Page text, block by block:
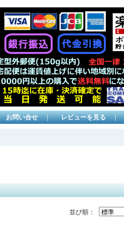
お問い合せ ｜ レビューを見る ｜
並び順：